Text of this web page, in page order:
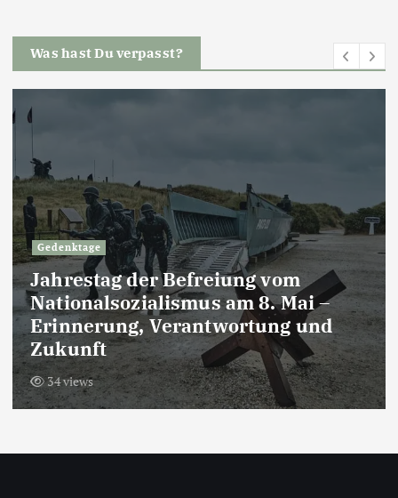
Was hast Du verpasst?
Gedenktage
Jahrestag der Befreiung vom
Nationalsozialismus am 8. Mai –
Erinnerung, Verantwortung und
Zukunft
34 views